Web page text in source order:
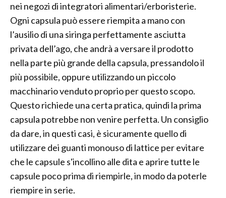
nei negozi di integratori alimentari/erboristerie.
Ogni capsula può essere riempita a mano con
l’ausilio di una siringa perfettamente asciutta
privata dell’ago, che andrà a versare il prodotto
nella parte più grande della capsula, pressandolo il
più possibile, oppure utilizzando un piccolo
macchinario venduto proprio per questo scopo.
Questo richiede una certa pratica, quindi la prima
capsula potrebbe non venire perfetta. Un consiglio
da dare, in questi casi, è sicuramente quello di
utilizzare dei guanti monouso di lattice per evitare
che le capsule s'incollino alle dita e aprire tutte le
capsule poco prima di riempirle, in modo da poterle
riempire in serie.